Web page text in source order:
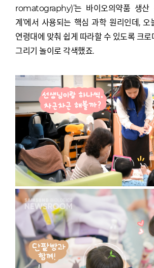
romatography)’는 바이오의약품 생산
계’에서 사용되는 핵심 과학 원리인데, 오
연령대에 맞춰 쉽게 따라할 수 있도록 크
그리기 놀이로 각색했죠.